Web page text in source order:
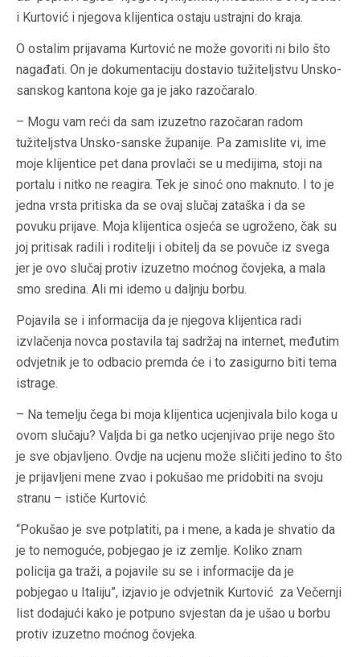
i Kurtović i njegova klijentica ostaju ustrajni do kraja.
O ostalim prijavama Kurtović ne može govoriti ni bilo što
nagađati. On je dokumentaciju dostavio tužiteljstvu Unsko-
sanskog kantona koje ga je jako razočaralo.
– Mogu vam reći da sam izuzetno razočaran radom
tužiteljstva Unsko-sanske županije. Pa zamislite vi, ime
moje klijentice pet dana provlači se u medijima, stoji na
portalu i nitko ne reagira. Tek je sinoć ono maknuto. I to je
jedna vrsta pritiska da se ovaj slučaj zataška i da se
povuku prijave. Moja klijentica osjeća se ugroženo, čak su
joj pritisak radili i roditelji i obitelj da se povuče iz svega
jer je ovo slučaj protiv izuzetno moćnog čovjeka, a mala
smo sredina. Ali mi idemo u daljnju borbu.
Pojavila se i informacija da je njegova klijentica radi
izvlačenja novca postavila taj sadržaj na internet, međutim
odvjetnik je to odbacio premda će i to zasigurno biti tema
istrage.
– Na temelju čega bi moja klijentica ucjenjivala bilo koga u
ovom slučaju? Valjda bi ga netko ucjenjivao prije nego što
je sve objavljeno. Ovdje na ucjenu može sličiti jedino to što
je prijavljeni mene zvao i pokušao me pridobiti na svoju
stranu – ističe Kurtović.
“Pokušao je sve potplatiti, pa i mene, a kada je shvatio da
je to nemoguće, pobjegao je iz zemlje. Koliko znam
policija ga traži, a pojavile su se i informacije da je
pobjegao u Italiju”, izjavio je odvjetnik Kurtović za Večernji
list dodajući kako je potpuno svjestan da je ušao u borbu
protiv izuzetno moćnog čovjeka.